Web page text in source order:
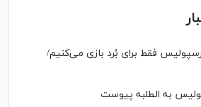
فقط برای بُرد بازی می‌کنیم/
به الطلبه پیوست